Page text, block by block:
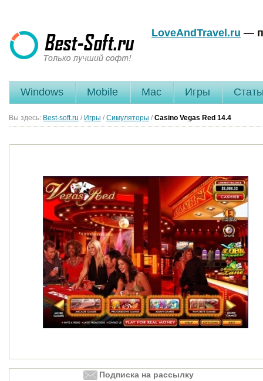
LoveAndTravel.ru —
Windows Mobile Mac Игры
Вы здесь: Best-soft.ru / Игры / Симуляторы / Casino Vegas Red 14.4
Подписка на рассылку